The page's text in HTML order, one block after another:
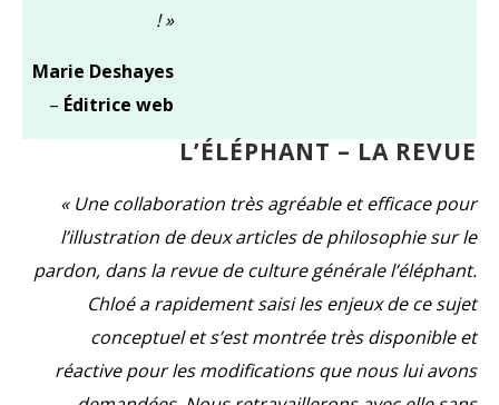
! »
Marie Deshayes
– Éditrice web
L’ÉLÉPHANT – LA REVUE
« Une collaboration très agréable et efficace pour
l’illustration de deux articles de philosophie sur le
pardon, dans la revue de culture générale l’éléphant.
Chloé a rapidement saisi les enjeux de ce sujet
conceptuel et s’est montrée très disponible et
réactive pour les modifications que nous lui avons